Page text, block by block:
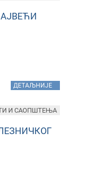
ДЕТАЉНИЈЕ
И САОПШТЕЊА